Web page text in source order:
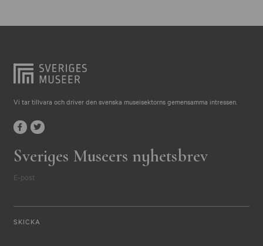
Vi tar tillvara och driver den svenska museisektorns gemensamma intressen.
Sveriges Museers nyhetsbrev
E-post